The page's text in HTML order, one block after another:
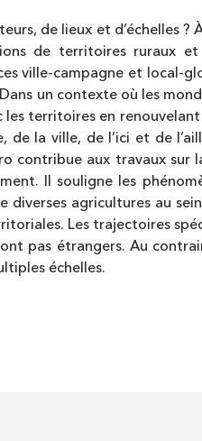
de lieux et d’échelles ?
de territoires ruraux et
ville-campagne et local-
un contexte où les
territoires en renouvelant
la ville, de l’ici et de
contribue aux travaux sur
Il souligne les
diverses agricultures au
Les trajectoires
pas étrangers. Au
échelles.